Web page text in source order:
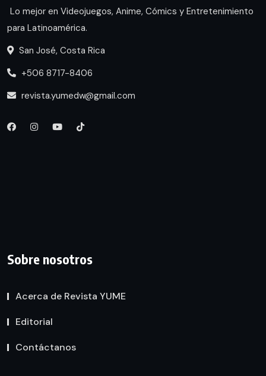
Lo mejor en Videojuegos, Anime, Cómics y Entretenimiento
para Latinoamérica.
San José, Costa Rica
+506 8717-8406
revista.yumedw@gmail.com
Sobre nosotros
Acerca de Revista YUME
Editorial
Contáctanos